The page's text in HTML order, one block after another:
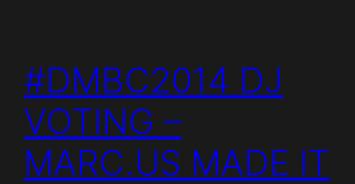
#DMBC2014 DJ
VOTING –
MARC.US MADE IT